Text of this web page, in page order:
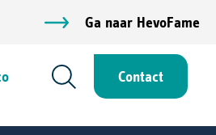
Ga naar HevoFame
Contact